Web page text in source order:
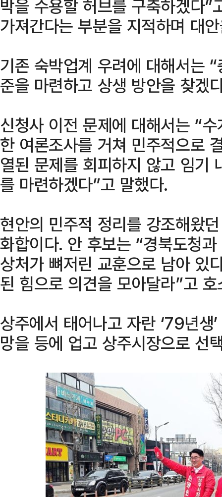
박을 수용할 허브를 구축하겠다
가져간다는 부분을 지적하며 대
기존 숙박업계 우려에 대해서는
준을 마련하고 상생 방안을 찾겠
신청사 이전 문제에 대해서는 “
한 여론조사를 거쳐 민주적으로
열된 문제를 회피하지 않고 임기
를 마련하겠다”고 말했다.
현안의 민주적 정리를 강조해왔
화합이다. 안 후보는 “경북도청
상처가 뼈저린 교훈으로 남아 있
된 힘으로 의견을 모아달라”고
상주에서 태어나고 자란 ‘79년생
망을 등에 업고 상주시장으로 선